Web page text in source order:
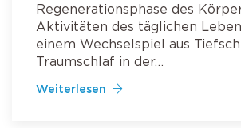
Regenerationsphase des
Aktivitäten des täglichen
einem Wechselspiel aus
Traumschlaf in der…
Weiterlesen